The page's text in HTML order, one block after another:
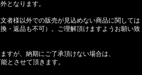
となります。
者様以外での販売が見込めない商品に関しては
・返品も不可）。ご理解頂けますようお願い致
すが、納期にご了承頂けない場合は、
とさせて頂きます。